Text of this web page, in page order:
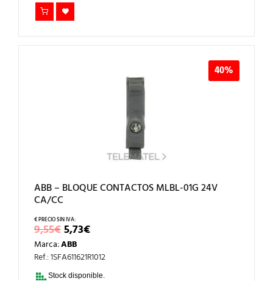
40%
ABB – BLOQUE CONTACTOS MLBL-01G 24V
CA/CC
9,55€EL
PRECIO
ORIGINAL
ERA:
9,55€.
5,73€EL
PRECIO
ES:
5,73€.
Marca:ABB
Ref.: 1SFA611621R1012
Stock disponible.